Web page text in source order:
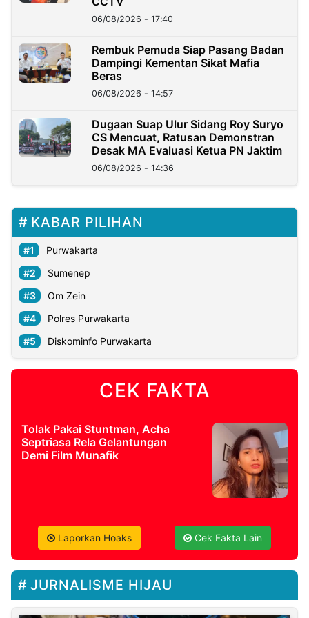
06/08/2026 - 17:40
Rembuk Pemuda Siap Pasang Badan
Dampingi Kementan Sikat Mafia
Beras
06/08/2026 - 14:57
Dugaan Suap Ulur Sidang Roy Suryo
CS Mencuat, Ratusan Demonstran
Desak MA Evaluasi Ketua PN Jaktim
06/08/2026 - 14:36
KABAR PILIHAN
Purwakarta
Sumenep
Om Zein
Polres Purwakarta
Diskominfo Purwakarta
CEK FAKTA
Tolak Pakai Stuntman, Acha
Septriasa Rela Gelantungan
Demi Film Munafik
Laporkan Hoaks Cek Fakta Lain
JURNALISME HIJAU